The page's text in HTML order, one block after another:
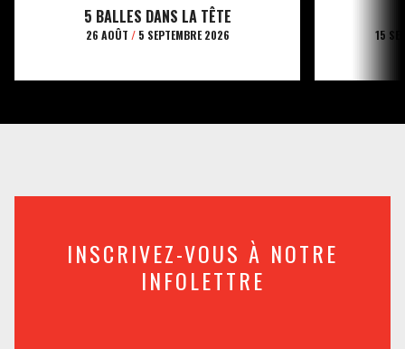
5 BALLES DANS LA TÊTE
26 AOÛT /5 SEPTEMBRE 2026 15
INSCRIVEZ-VOUS À NOTRE
INFOLETTRE